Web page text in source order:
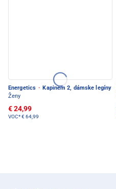
Energetics · Kapinem 2, dámske legíny
Ženy
€ 24,99
VOC*€ 64,99